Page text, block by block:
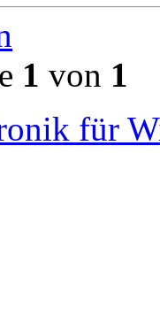
1 von 1
für